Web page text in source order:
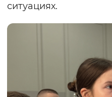
ситуациях.